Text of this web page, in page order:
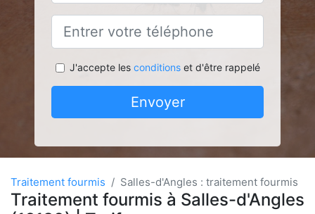
J'accepte les conditionset d'être rappelé
Envoyer
Traitement fourmis Salles-d'Angles : traitement fourmis
Traitement fourmis à Salles-d'Angles